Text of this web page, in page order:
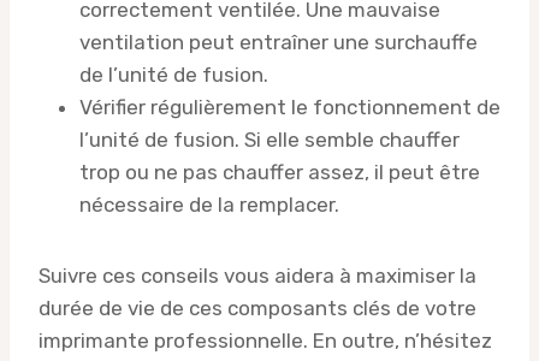
correctement ventilée. Une mauvaise
ventilation peut entraîner une surchauffe
de l’unité de fusion.
Vérifier régulièrement le fonctionnement de
l’unité de fusion. Si elle semble chauffer
trop ou ne pas chauffer assez, il peut être
nécessaire de la remplacer.
Suivre ces conseils vous aidera à maximiser la
durée de vie de ces composants clés de votre
imprimante professionnelle. En outre, n’hésitez